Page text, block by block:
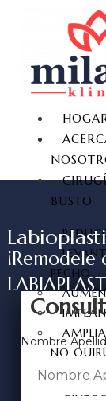
BUSTO
PECHO
NO
Nombre